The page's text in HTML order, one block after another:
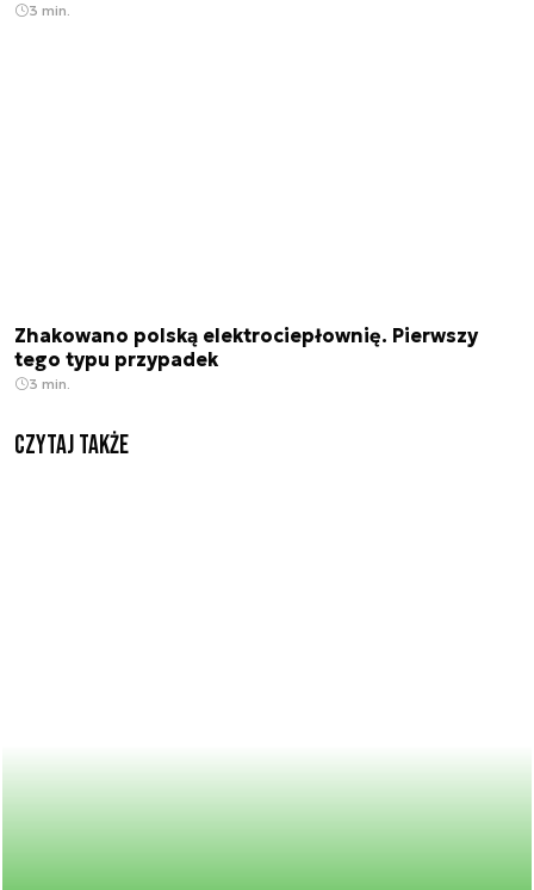
3 min.
Zhakowano polską elektrociepłownię. Pierwszy
tego typu przypadek
3 min.
Czytaj także